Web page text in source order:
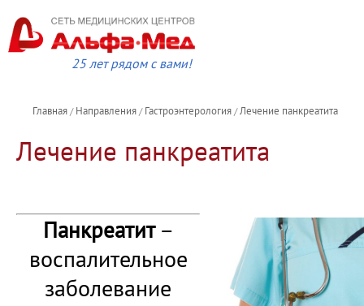
25 лет рядом с вами!
Главная / Направления / Гастроэнтерология /Лечение панкреатита
Лечение панкреатита
Панкреатит–
воспалительное
заболевание